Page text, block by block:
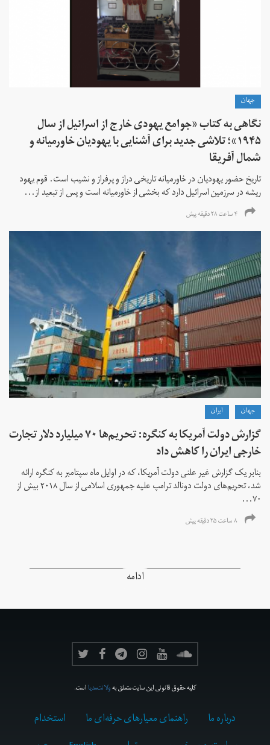
جهان
نگاهی به کتاب «جوامع یهودی خارج از اسرائیل از سال
۱۹۴۵»؛ تلاشی جدید برای آشنایی با یهودیان خاورمیانه و
شمال آفریقا
تاریخ حضور یهودیان در خاورمیانه تاریخی دراز و پرفراز و نشیب است. قوم یهود
ریشه در سرزمین اسرائیل دارد که بخشی از خاورمیانه است و پس از تبعید از...
۴ ساعت ۲۸ دقیقه پیش
جهان ايران
گزارش دولت آمریکا به کنگره: تحریم‌ها ۷۰ میلیارد دلار تجارت
خارجی ایران را کاهش داد
بنابر یک گزارش غیر علنی دولت آمریکا، که در اوایل ماه سپتامبر به کنگره ارائه
شد، تحریم‌های دولت دونالد ترامپ علیه جمهوری اسلامی از سال ۲۰۱۸ بیش از
۷۰...
۸ ساعت ۲۵ دقیقه پیش
ادامه
کلیه حقوق قانونی این سایت متعلق بهولانت‌مدیااست.
درباره ما راهنمای معیارهای حرفه‌ای ما
استخدام